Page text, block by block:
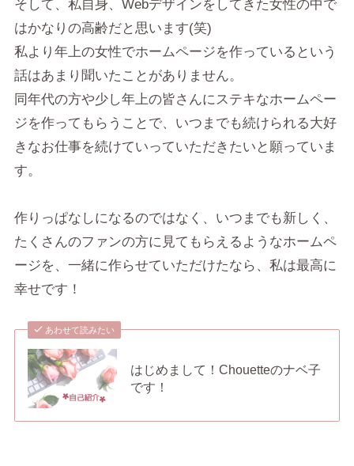
そして、私自身、Webデザインをしてきた女性の中で
はかなりの高齢だと思います(笑)
私より年上の女性でホームページを作っているという
話はあまり聞いたことがありません。
同年代の方や少し年上の皆さんにステキなホームペー
ジを作ってもらうことで、いつまでも続けられる大好
きなお仕事を続けていっていただきたいと願っていま
す。
作りっぱなしになるのではなく、いつまでも新しく、
たくさんのファンの方に見てもらえるようなホームペ
ージを、一緒に作らせていただけたなら、私は最高に
幸せです！
あわせて読みたい
はじめまして！Chouetteのナベ子
です！